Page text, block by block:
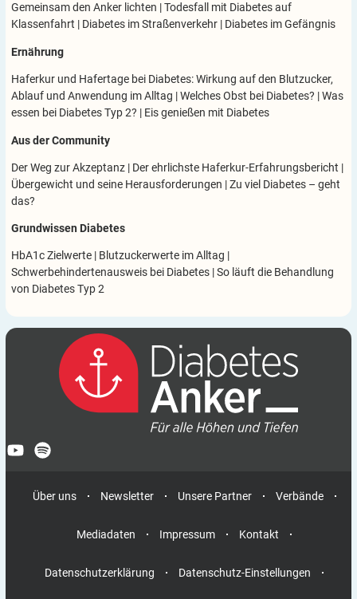
Gemeinsam den Anker lichten |Todesfall mit Diabetes auf
Klassenfahrt | Diabetes im Straßenverkehr | Diabetes im Gefängnis
Ernährung
Haferkur und Hafertage bei Diabetes: Wirkung auf den Blutzucker,
Ablauf und Anwendung im Alltag |Welches Obst bei Diabetes? |Was
essen bei Diabetes Typ 2? | Eis genießen mit Diabetes
Aus der Community
Der Weg zur Akzeptanz | Der ehrlichste Haferkur-Erfahrungsbericht |
Übergewicht und seine Herausforderungen |Zu viel Diabetes – geht
das?
Grundwissen Diabetes
HbA1c Zielwerte | Blutzuckerwerte im Alltag |
Schwerbehindertenausweis bei Diabetes |So läuft die Behandlung
von Diabetes Typ 2
Über uns Newsletter Unsere Partner Verbände
Mediadaten Impressum Kontakt
Datenschutzerklärung Datenschutz-Einstellungen